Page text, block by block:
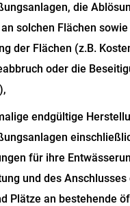
die
solchen Flächen
der Flächen (z.B.
oder die
endgültige
für ihre
und des
Plätze an bestehende